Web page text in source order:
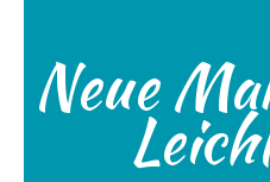
Neue